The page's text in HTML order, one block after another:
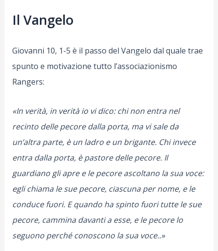
Il Vangelo
Giovanni 10, 1-5 è il passo del Vangelo dal quale trae
spunto e motivazione tutto l’associazionismo
Rangers:
«In verità, in verità io vi dico: chi non entra nel
recinto delle pecore dalla porta, ma vi sale da
un’altra parte, è un ladro e un brigante. Chi invece
entra dalla porta, è pastore delle pecore. Il
guardiano gli apre e le pecore ascoltano la sua voce:
egli chiama le sue pecore, ciascuna per nome, e le
conduce fuori. E quando ha spinto fuori tutte le sue
pecore, cammina davanti a esse, e le pecore lo
seguono perché conoscono la sua voce..»